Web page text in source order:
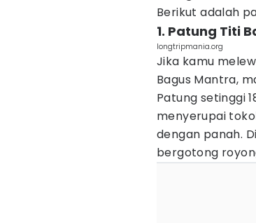
Berikut adalah
1. Patung Titi
longtripmania.org
Jika kamu
Bagus Mantra,
Patung setinggi
menyerupai
dengan panah.
bergotong